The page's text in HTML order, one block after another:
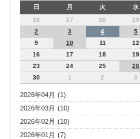
日 月 火 水
26
27 28 29
2
3 4 5
9
10 11 12
16
17 18 19
23
24 25 26
30
1 2 3
2026年04月 (1)
2026年03月 (10)
2026年02月 (10)
2026年01月 (7)